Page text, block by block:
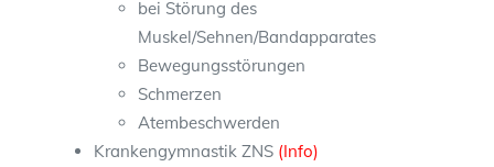
bei Störung des
Muskel/Sehnen/Bandapparates
Bewegungsstörungen
Schmerzen
Atembeschwerden
Krankengymnastik ZNS (Info)